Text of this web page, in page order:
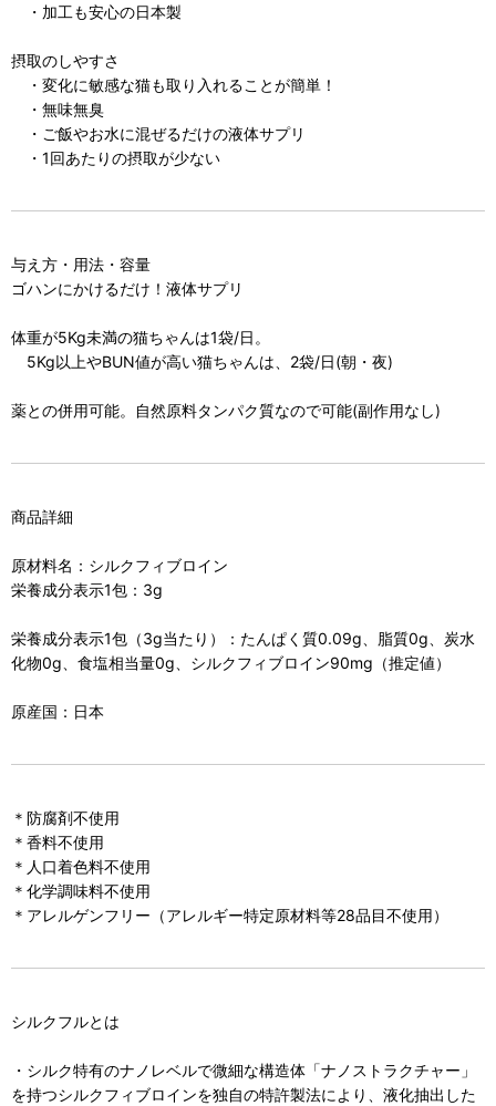
・加工も安心の日本製
摂取のしやすさ
・変化に敏感な猫も取り入れることが簡単！
・無味無臭
・ご飯やお水に混ぜるだけの液体サプリ
・1回あたりの摂取が少ない
与え方・用法・容量
ゴハンにかけるだけ！液体サプリ
体重が5Kg未満の猫ちゃんは1袋/日。
5Kg以上やBUN値が高い猫ちゃんは、2袋/日(朝・夜)
薬との併用可能。自然原料タンパク質なので可能(副作用なし)
商品詳細
原材料名：シルクフィブロイン
栄養成分表示1包：3g
栄養成分表示1包（3g当たり）：たんぱく質0.09g、脂質0g、炭水
化物0g、食塩相当量0g、シルクフィブロイン90mg（推定値）
原産国：日本
＊防腐剤不使用
＊香料不使用
＊人口着色料不使用
＊化学調味料不使用
＊アレルゲンフリー（アレルギー特定原材料等28品目不使用）
シルクフルとは
・シルク特有のナノレベルで微細な構造体「ナノストラクチャー」
を持つシルクフィブロインを独自の特許製法により、液化抽出した